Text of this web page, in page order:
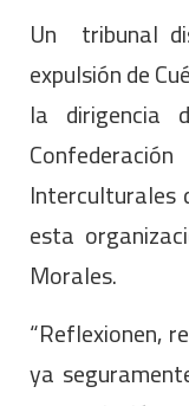
Un tribunal
expulsión de
la dirigencia
Interculturales
esta
Morales.
“Reflexionen,
ya